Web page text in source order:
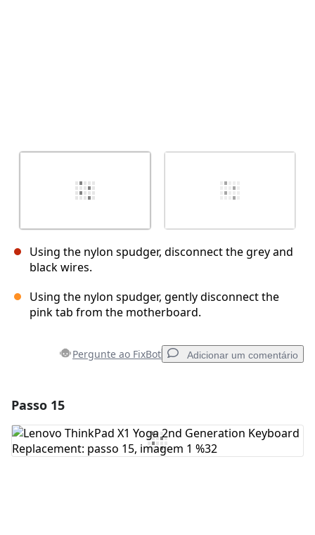
Using the nylon spudger, disconnect the grey and
black wires.
Using the nylon spudger, gently disconnect the
pink tab from the motherboard.
Pergunte ao FixBot Adicionar um comentário
Comentar
Passo 15